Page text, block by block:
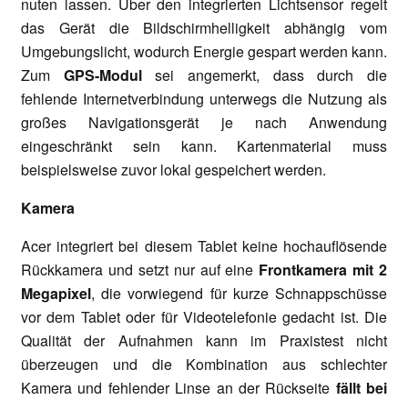
das Gerät die Bildschirmhelligkeit abhängig vom
Umgebungslicht, wodurch Energie gespart werden kann.
Zum GPS-Modulsei angemerkt, dass durch die
fehlende Internetverbindung unterwegs die Nutzung als
großes Navigationsgerät je nach Anwendung
eingeschränkt sein kann. Kartenmaterial muss
beispielsweise zuvor lokal gespeichert werden.
Kamera
Acer integriert bei diesem Tablet keine hochauflösende
Rückkamera und setzt nur auf eine Frontkamera mit 2
Megapixel, die vorwiegend für kurze Schnappschüsse
vor dem Tablet oder für Videotelefonie gedacht ist. Die
Qualität der Aufnahmen kann im Praxistest nicht
überzeugen und die Kombination aus schlechter
Kamera und fehlender Linse an der Rückseite fällt bei